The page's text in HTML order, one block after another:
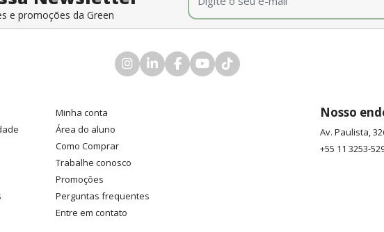
e promoções da Green
Minha conta
Área do aluno
Como Comprar
Trabalhe conosco
Promoções
Perguntas frequentes
Entre em contato
Nosso
Av. Paulista,
+55 11 3253-